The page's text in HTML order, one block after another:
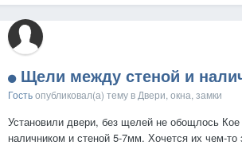
Щели между стеной и
Гостьопубликовал(а) тему в Двери, окна, замки
Установили двери, без щелей не обощлось
наличником и стеной 5-7мм. Хочется их чем-то